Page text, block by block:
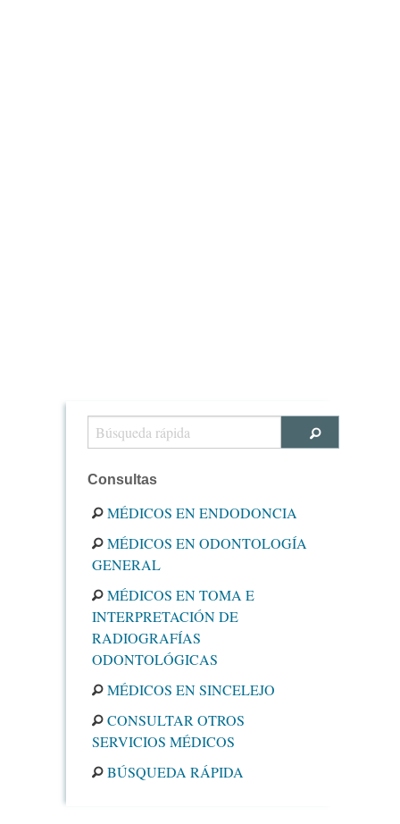
Consultas
MÉDICOS EN ENDODONCIA
MÉDICOS EN ODONTOLOGÍA
GENERAL
MÉDICOS EN TOMA E
INTERPRETACIÓN DE
RADIOGRAFÍAS
ODONTOLÓGICAS
MÉDICOS EN SINCELEJO
CONSULTAR OTROS
SERVICIOS MÉDICOS
BÚSQUEDA RÁPIDA